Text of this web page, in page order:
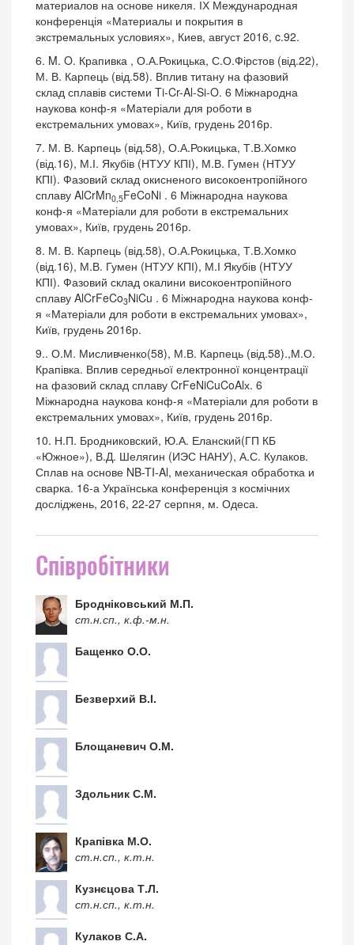
материалов на основе никеля. ІХ Международная
конференція «Материалы и покрытия в
экстремальных условиях», Киев, август 2016, c.92.
6. M. O. Крапивка , О.А.Рокицька, С.О.Фірстов (від.22),
М. В. Карпець (від.58). Вплив титану на фазовий
склад сплавів системи Ti-Cr-Al-Si-O. 6 Міжнародна
наукова конф-я «Матеріали для роботи в
екстремальних умовах», Київ, грудень 2016р.
7. М. В. Карпець (від.58), О.А.Рокицька, Т.В.Хомко
(від.16), М.І. Якубів (НТУУ КПІ), М.В. Гумен (НТУУ
КПІ). Фазовий склад окисненого високоентропійного
сплаву AlCrMn0,5FeCoNi . 6 Міжнародна наукова
конф-я «Матеріали для роботи в екстремальних
умовах», Київ, грудень 2016р.
8. М. В. Карпець (від.58), О.А.Рокицька, Т.В.Хомко
(від.16), М.В. Гумен (НТУУ КПІ), М.І Якубів (НТУУ
КПІ). Фазовий склад окалини високоентропійного
сплаву AlCrFeCo3NiCu . 6 Міжнародна наукова конф-
я «Матеріали для роботи в екстремальних умовах»,
Київ, грудень 2016р.
9.. О.М. Мисливченко(58), М.В. Карпець (від.58).,М.О.
Крапівка. Вплив середньої електронної концентрації
на фазовий склад сплаву CrFeNiCuCoAlх. 6
Міжнародна наукова конф-я «Матеріали для роботи в
екстремальних умовах», Київ, грудень 2016р.
10. Н.П. Бродниковский, Ю.А. Еланский(ГП КБ
«Южное»), В.Д. Шелягин (ИЭС НАНУ), А.С. Кулаков.
Сплав на основе NB-TI-Al, механическая обработка и
сварка. 16-а Українська конференція з космічних
досліджень, 2016, 22-27 серпня, м. Одеса.
Співробітники
Бродніковський М.П.
ст.н.сп., к.ф.-м.н.
Бащенко О.О.
Безверхий В.І.
Блощаневич О.М.
Здольник С.М.
Крапівка М.О.
ст.н.сп., к.т.н.
Кузнєцова Т.Л.
ст.н.сп., к.т.н.
Кулаков С.А.